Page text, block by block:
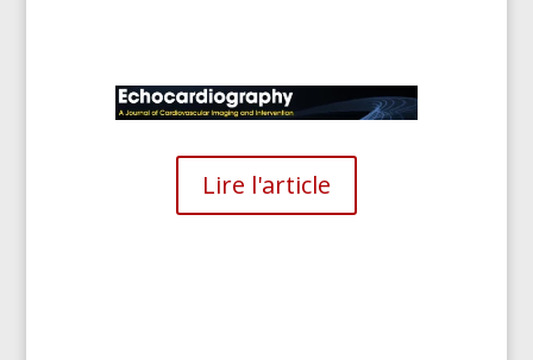
Lire l'article